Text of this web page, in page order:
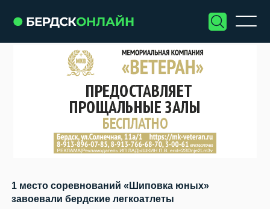
1 место соревнований «Шиповка юных»
завоевали бердские легкоатлеты